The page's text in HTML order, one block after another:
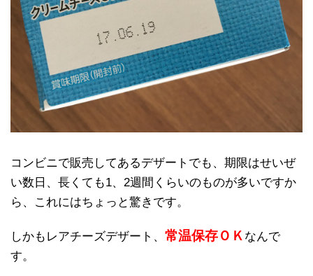
コンビニで販売してあるデザートでも、期限はせいぜ
い数日、長くても1、2週間くらいのものが多いですか
ら、これにはちょっと驚きです。
しかもレアチーズデザート、 常温保存ＯＫ なんで
す。